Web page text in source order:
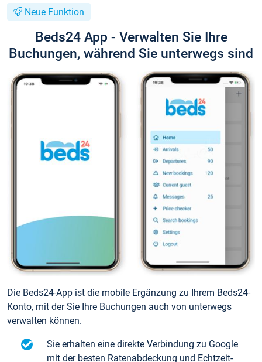
Neue Funktion
Beds24 App - Verwalten Sie Ihre
Buchungen, während Sie unterwegs sind
Die Beds24-App ist die mobile Ergänzung zu Ihrem Beds24-
Konto, mit der Sie Ihre Buchungen auch von unterwegs
verwalten können.
Sie erhalten eine direkte Verbindung zu Google
mit der besten Ratenabdeckung und Echtzeit-